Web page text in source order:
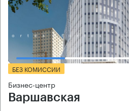
БЕЗ КОМИССИИ
Бизнес-центр
Варшавская